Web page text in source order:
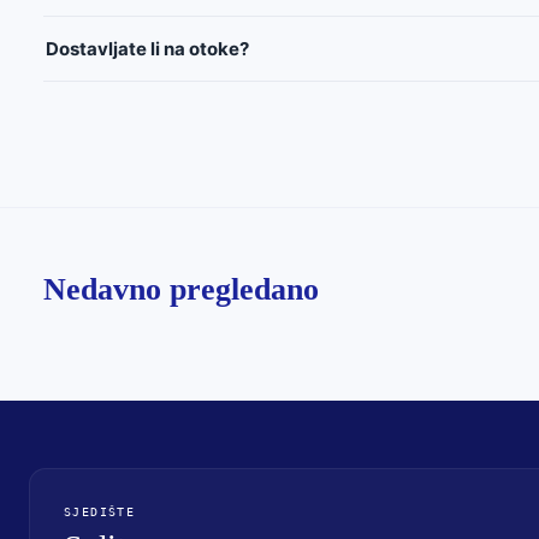
Dostavljate li na otoke?
Nedavno pregledano
SJEDIŠTE